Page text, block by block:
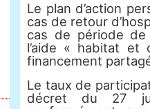
Le plan d’action
cas de retour
cas de période
l’aide « habitat et
financement
Le taux de
décret du 27